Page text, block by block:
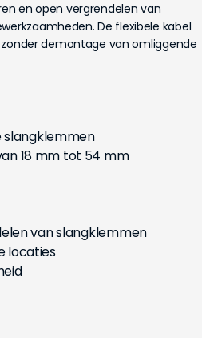
en open vergrendelen van
De flexibele kabel
demontage van omliggende
slangklemmen
18 mm tot 54 mm
van slangklemmen
locaties